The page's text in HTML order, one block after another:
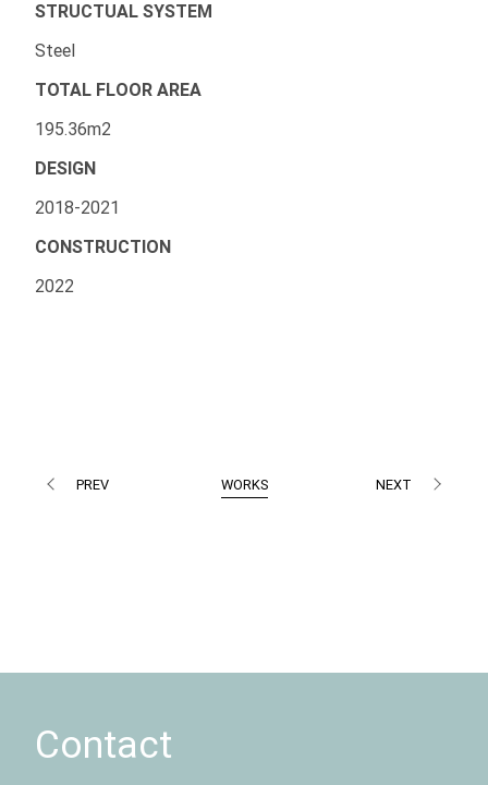
STRUCTUAL SYSTEM
Steel
TOTAL FLOOR AREA
195.36m2
DESIGN
2018-2021
CONSTRUCTION
2022
PREV WORKS NEXT
Contact